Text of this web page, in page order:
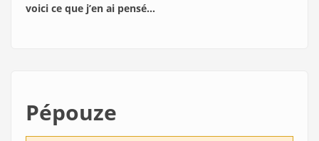
voici ce que j’en ai pensé…
Pépouze